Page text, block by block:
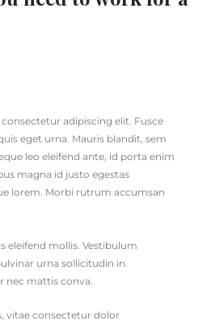
adipiscing elit. Fusce
eget urna. Mauris blandit, sem
leo eleifend ante, id porta enim
magna id justo egestas
lorem. Morbi rutrum accumsan
eleifend mollis. Vestibulum
urna sollicitudin in.
nec mattis conva.
vitae consectetur dolor